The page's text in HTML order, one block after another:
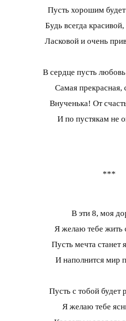
Пусть хорошим
Будь всегда
Ласковой и очень
В сердце пусть
Самая прекрасная,
Внученька! От
И по пустякам не
***
В эти 8, моя
Я желаю тебе жить
Пусть мечта станет
И наполнится мир
Пусть с тобой будет
Я желаю тебе